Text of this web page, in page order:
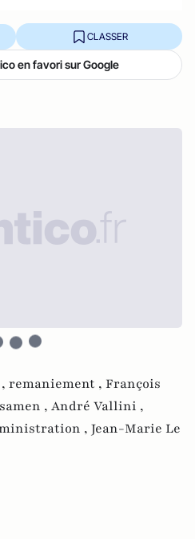
CLASSER
en favori sur Google
remaniement , François
, André Vallini ,
, Jean-Marie Le